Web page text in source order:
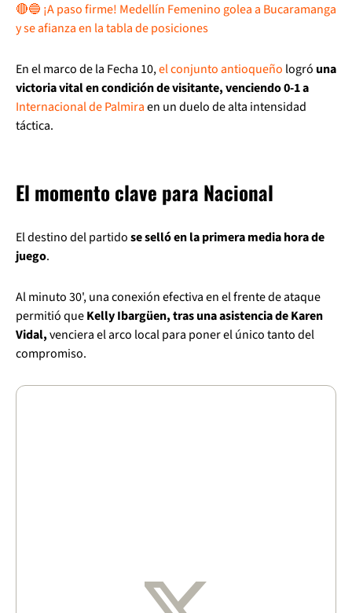
🔴🔵 ¡A paso firme! Medellín Femenino golea a Bucaramanga
y se afianza en la tabla de posiciones
En el marco de la Fecha 10,el conjunto antioqueño logró una
victoria vital en condición de visitante, venciendo 0-1 a
Internacional de Palmiraen un duelo de alta intensidad
táctica.
El momento clave para Nacional
El destino del partidose selló en la primera media hora de
juego.
Al minuto 30', una conexión efectiva en el frente de ataque
permitió queKelly Ibargüen, tras una asistencia de Karen
Vidal,venciera el arco local para poner el único tanto del
compromiso.